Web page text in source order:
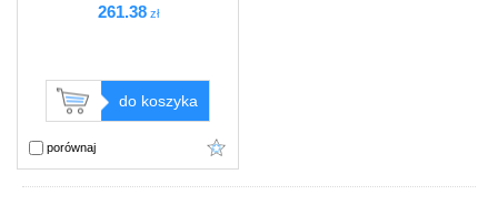
261.38 zł
do koszyka
porównaj